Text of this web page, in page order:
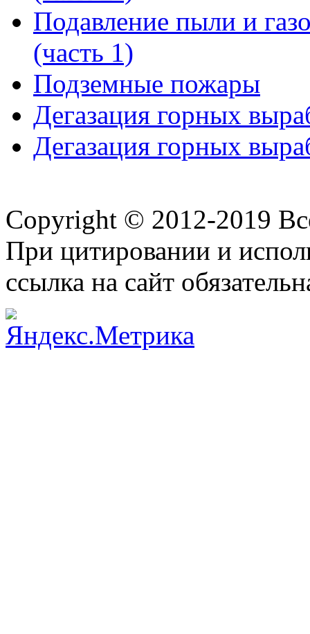
Подавление пыли и
(часть 1)
Подземные пожары
Дегазация горных
Дегазация горных
Copyright © 2012-2019
При цитировании и
ссылка на сайт